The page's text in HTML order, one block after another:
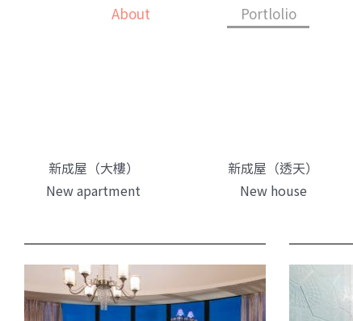
About
Portlolio
新成屋（大樓）
New apartment
新成屋（透天）
New house